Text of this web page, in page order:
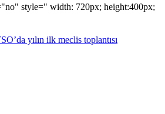
yılın ilk meclis toplantısı